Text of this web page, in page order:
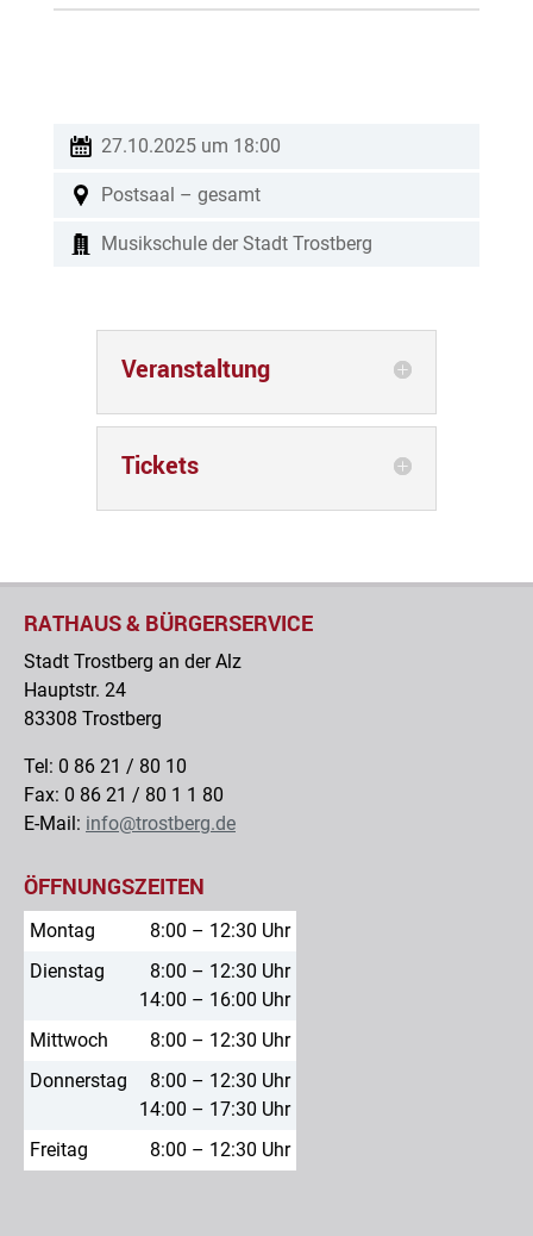
27.10.2025 um 18:00
Postsaal – gesamt
Musikschule der Stadt Trostberg
Veranstaltung
Tickets
RATHAUS & BÜRGERSERVICE
Stadt Trostberg an der Alz
Hauptstr. 24
83308 Trostberg
Tel: 0 86 21 / 80 10
Fax: 0 86 21 / 80 1 1 80
E-Mail: info@trostberg.de
ÖFFNUNGSZEITEN
Montag
8:00 – 12:30 Uhr
Dienstag
8:00 – 12:30 Uhr
14:00 – 16:00 Uhr
Mittwoch
8:00 – 12:30 Uhr
Donnerstag
8:00 – 12:30 Uhr
14:00 – 17:30 Uhr
Freitag
8:00 – 12:30 Uhr